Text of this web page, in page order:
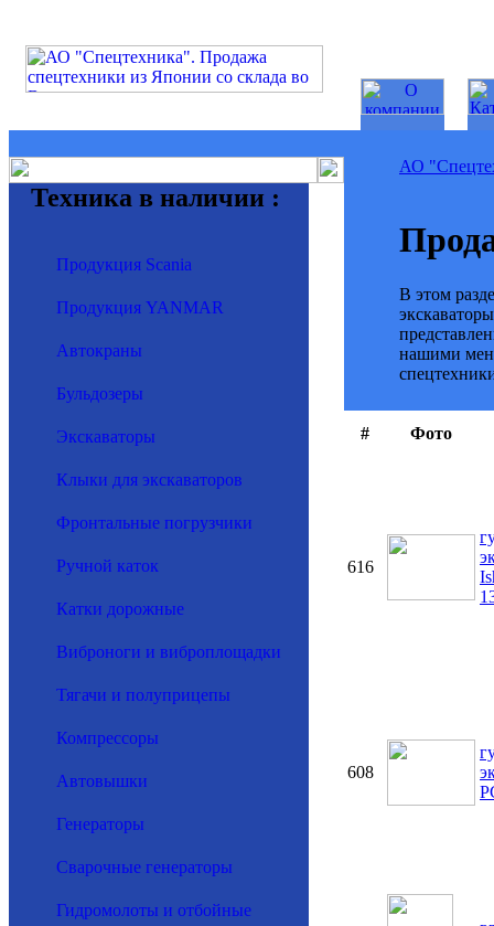
Техника в наличии :
Продукция Scania
Продукция YANMAR
Автокраны
Бульдозеры
Экскаваторы
Клыки для экскаваторов
Фронтальные погрузчики
Ручной каток
Катки дорожные
Виброноги и виброплощадки
Тягачи и полуприцепы
Компрессоры
Автовышки
Генераторы
Сварочные генераторы
Гидромолоты и отбойные
АО
В этом
нашими
# Фото
616
608